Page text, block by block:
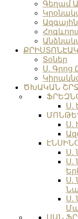
Գեղամ
Տօներ
Ս. Գրոց
ԾԽԱԿԱՆ
Ս.
Ս.
Ս.
Ս.
Ս.
Ս.
ՍԱՆ